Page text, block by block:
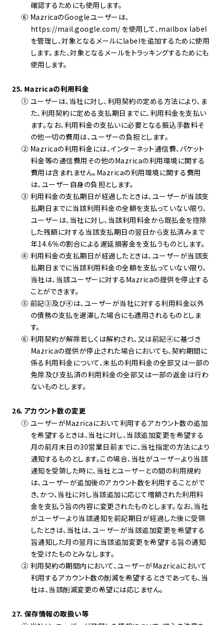
確認するためにも使用します。
⑥ MazricaのGoogleユーザーは、
https://mail.google.com/ を使用して、mailbox label
を管理し、対象となるメールにlabelを追加するために使用
します。また、対象となるメールをトラッキングするためにも
使用します。
25．Mazricaの利用料金
① ユーザーは、当社に対し、利用契約の定める方法により、ま
た、利用契約に定める支払期日までに、利用料金を支払い
ます。なお、利用料金の支払いに必要となる振込手数料そ
の他一切の費用は、ユーザーの負担とします。
② Mazricaの利用料金には、インターネット通信費、パケット
料金等の通信費用その他のMazricaの利用環境に関する
費用は含まれません。Mazricaの利用環境に関する費用
は、ユーザー自身の負担とします。
③ 利用料金の支払期日が経過したときは、ユーザーが当該支
払期日までに当該利用料金の全額を支払っていない限り、
ユーザーは、当社に対し、当該利用料金から既払金を控除
した残額に対する当該支払期日の翌日から支払済みまで
年14.6％の割合による遅延損害金を支払うものとします。
④ 利用料金の支払期日が経過したときは、ユーザーが当該支
払期日までに当該利用料金の全額を支払っていない限り、
当社は、当該ユーザーに対するMazricaの提供を停止する
ことができます。
⑤ 前記③及び④は、ユーザーが当社に対する利用料金以外
の債務の支払を遅滞した場合にも適用されるものとしま
す。
⑥ 利用契約が解除若しくは解約され、又は前記④に基づき
Mazricaの提供が停止された場合においても、契約期間に
係る利用料金について、未払の利用料金の全部又は一部の
免除及び支払済の利用料金の全部又は一部の返金は行わ
ないものとします。
26．アカウント数の変更
① ユーザーがMazricaにおいて利用するアカウント数の追加
を希望するときは、当社に対し、当該追加変更を希望する
月の前月末日の30営業日前までに、当社指定の方法により
通知するものとします。この場合、当社がユーザーより当該
通知を受領した時に、当社とユーザーとの間の利用規約
は、ユーザーが追加後のアカウント数を利用することがで
き、かつ、当社に対し当該追加に応じて増額された利用料
金を支払う旨の内容に変更されたものとします。なお、当社
がユーザーより当該通知を前記期日が経過した後に受領
したときは、当社は、ユーザーが当該追加変更を希望する
旨通知した月の翌月に当該追加変更を希望する旨の通知
を受けたものとみなします。
② 利用契約の期間内において、ユーザーがMazricaにおいて
利用するアカウント数の削減を希望するときであっても、当
社は、当該削減変更の希望には応じません。
27．保存情報の取扱い等